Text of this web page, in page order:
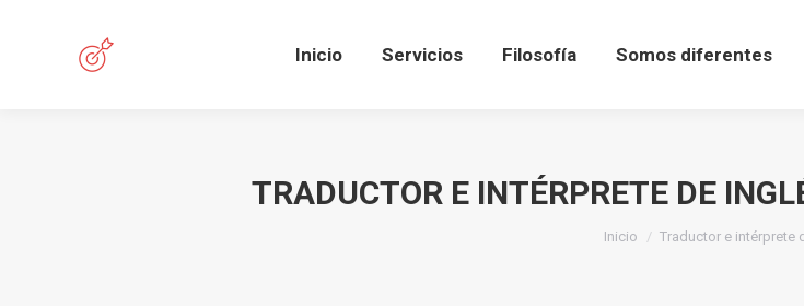
Inicio Servicios Filosofía Somos diferentes
TRADUCTOR E INTÉRPRETE DE
Estás aquí:
Inicio Traductor e intérprete